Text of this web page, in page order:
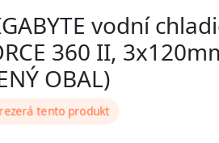
vodní
360 II,
OBAL)
tento produkt